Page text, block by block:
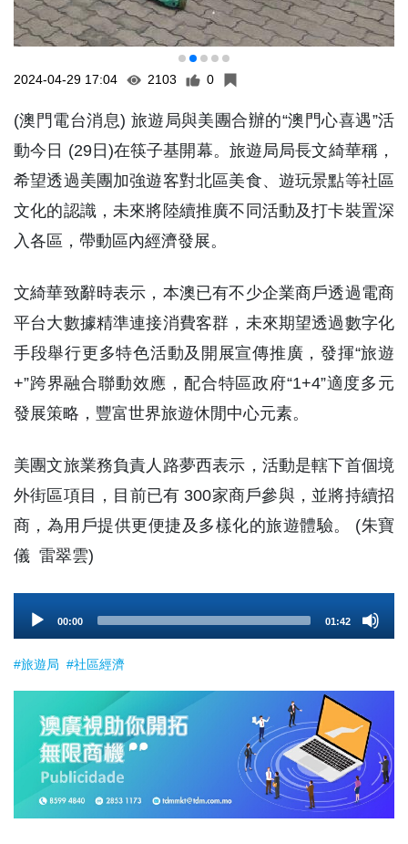
2024-04-29 17:04 2103 0
(澳門電台消息) 旅遊局與美團合辦的“澳門心喜遇”活
動今日 (29日)在筷子基開幕。旅遊局局長文綺華稱，
希望透過美團加強遊客對北區美食、遊玩景點等社區
文化的認識，未來將陸續推廣不同活動及打卡裝置深
入各區，帶動區內經濟發展。
文綺華致辭時表示，本澳已有不少企業商戶透過電商
平台大數據精準連接消費客群，未來期望透過數字化
手段舉行更多特色活動及開展宣傳推廣，發揮“旅遊
+”跨界融合聯動效應，配合特區政府“1+4”適度多元
發展策略，豐富世界旅遊休閒中心元素。
美團文旅業務負責人路夢西表示，活動是轄下首個境
外街區項目，目前已有 300家商戶參與，並將持續招
商，為用戶提供更便捷及多樣化的旅遊體驗。 (朱寶
儀 雷翠雲)
Player
00:00 01:42
#旅遊局 #社區經濟